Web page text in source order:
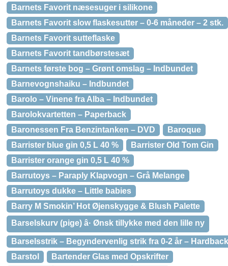
Barnets Favorit næsesuger i silikone
Barnets Favorit slow flaskesutter – 0-6 måneder – 2 stk.
Barnets Favorit sutteflaske
Barnets Favorit tandbørstesæt
Barnets første bog – Grønt omslag – Indbundet
Barnevognshaiku – Indbundet
Barolo – Vinene fra Alba – Indbundet
Barolokvartetten – Paperback
Baronessen Fra Benzintanken – DVD
Baroque
Barrister blue gin 0,5 L 40 %
Barrister Old Tom Gin
Barrister orange gin 0,5 L 40 %
Barrutoys – Paraply Klapvogn – Grå Melange
Barrutoys dukke – Little babies
Barry M Smokin’ Hot Øjenskygge & Blush Palette
Barselskurv (pige) â· Ønsk tillykke med den lille ny
Barselsstrik – Begyndervenlig strik fra 0-2 år – Hardback
Barstol
Bartender Glas med Opskrifter